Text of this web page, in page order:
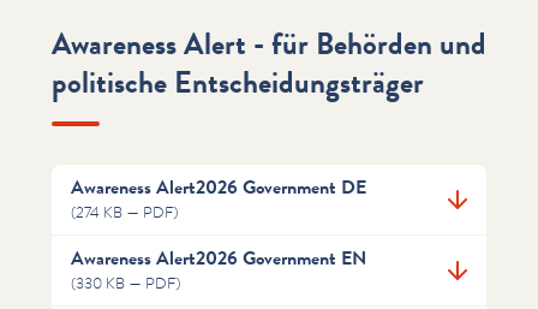
Awareness Alert - für Behörden und
politische Entscheidungsträger
Awareness Alert2026 Government DE
(274 KB — PDF)
Awareness Alert2026 Government EN
(330 KB — PDF)